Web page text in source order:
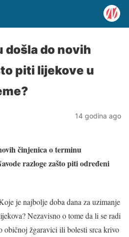
došla do novih
piti lijekove u
14 godina ago
činjenica o terminu
razloge zašto piti određeni
je najbolje doba dana za uzimanje
Nezavisno o tome da li se radi
običnoj žgaravici ili bolesti srca krivo